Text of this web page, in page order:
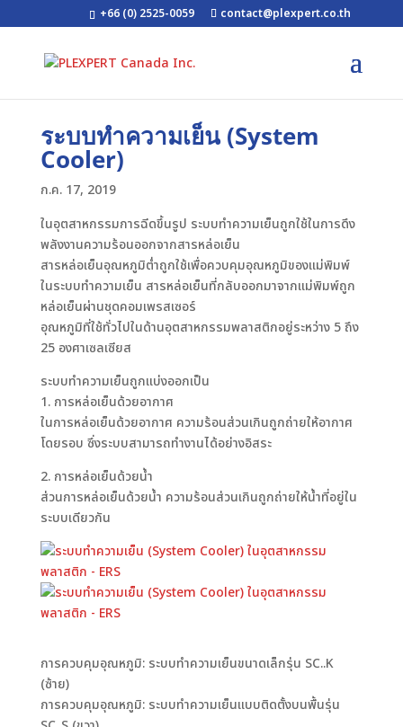
+66 (0) 2525-0059 contact@plexpert.co.th
ระบบทำความเย็น (System
Cooler)
ก.ค. 17, 2019
ในอุตสาหกรรมการฉีดขึ้นรูป ระบบทำความเย็นถูกใช้ในการดึง
พลังงานความร้อนออกจากสารหล่อเย็น
สารหล่อเย็นอุณหภูมิต่ำถูกใช้เพื่อควบคุมอุณหภูมิของแม่พิมพ์
ในระบบทำความเย็น สารหล่อเย็นที่กลับออกมาจากแม่พิมพ์ถูก
หล่อเย็นผ่านชุดคอมเพรสเซอร์
อุณหภูมิที่ใช้ทั่วไปในด้านอุตสาหกรรมพลาสติกอยู่ระหว่าง 5 ถึง
25 องศาเซลเซียส
ระบบทำความเย็นถูกแบ่งออกเป็น
1. การหล่อเย็นด้วยอากาศ
ในการหล่อเย็นด้วยอากาศ ความร้อนส่วนเกินถูกถ่ายให้อากาศ
โดยรอบ ซึ่งระบบสามารถทำงานได้อย่างอิสระ
2. การหล่อเย็นด้วยน้ำ
ส่วนการหล่อเย็นด้วยน้ำ ความร้อนส่วนเกินถูกถ่ายให้น้ำที่อยู่ใน
ระบบเดียวกัน
การควบคุมอุณหภูมิ: ระบบทำความเย็นขนาดเล็กรุ่น SC..K
(ซ้าย)
การควบคุมอุณหภูมิ: ระบบทำความเย็นแบบติดตั้งบนพื้นรุ่น